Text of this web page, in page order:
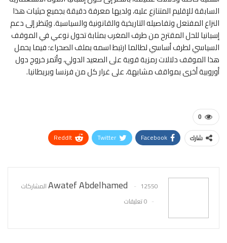
السابقة للإقليم المتنازع عليه، ولديها معرفة دقيقة بجميع حيثيات هذا
النزاع المفتعل وتفاصيله التاريخية والقانونية والسياسية. ويُنظر إلى دعم
إسبانيا للحل المقترح من طرف المغرب بمثابة تحول نوعي في الموقف
السياسي لطرف أساسي لطالما ارتبط اسمه بملف الصحراء؛ فيما يحمل
هذا الموقف دلالات رمزية قوية على الصعيد الدولي، وأثمر خروج دول
أوروبية أخرى بمواقف مشابهة، على غرار كل من فرنسا وبريطانيا.
0
شارك Facebook
Twitter
ReddIt
Awatef Abdelhamed
12550 المشاركات
0 تعليقات